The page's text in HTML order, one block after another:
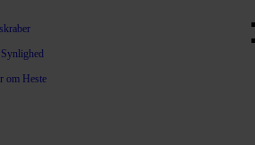
om Heste